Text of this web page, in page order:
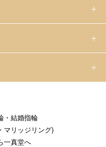
・結婚指輪
マリッジリング)
一真堂へ